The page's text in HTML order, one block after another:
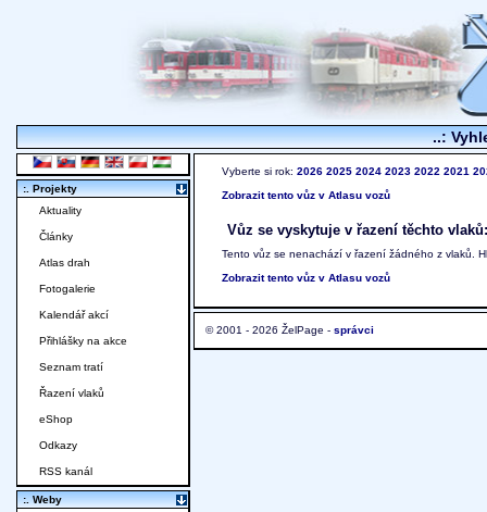
..:
Vyberte si rok: 2026 2025 2024 2023 2022 2021
Zobrazit tento vůz v Atlasu vozů
Vůz se vyskytuje v řazení těchto vlaků:
Tento vůz se nenachází v řazení žádného z vlaků.
Zobrazit tento vůz v Atlasu vozů
© 2001 - 2026 ŽelPage - správci
:. Projekty
Aktuality
Články
Atlas drah
Fotogalerie
Kalendář akcí
Přihlášky na akce
Seznam tratí
Řazení vlaků
eShop
Odkazy
RSS kanál
:. Weby